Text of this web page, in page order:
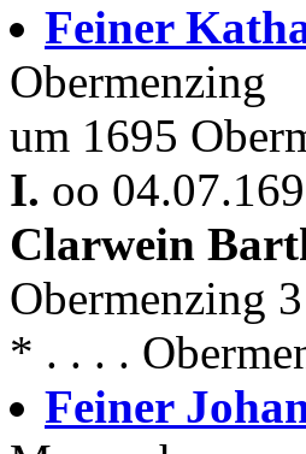
Feiner
Obermenzing
um 1695
I. oo
Clarwein
Obermenzing
* . . . .
Feiner